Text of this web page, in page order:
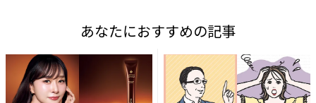
あなたにおすすめの記事